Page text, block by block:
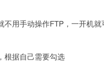
用手动操作FTP，一开机就
根据自己需要勾选